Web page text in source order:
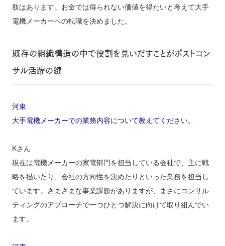
肢はあります。お金では得られない価値を得たいと考えて大手
電機メーカーへの転職を決めました。
既存の組織構造の中で役割を見いだすことがポストコン
サル活躍の鍵
河東
大手電機メーカーでの業務内容について教えてください。
Kさん
現在は電機メーカーの家電部門を担当している会社で、主に戦
略を描いたり、会社の方向性を決めたりといった業務を担当し
ています。さまざまな事業課題がありますが、まさにコンサル
ティングのアプローチで一つひとつ解決に向けて取り組んでい
ます。